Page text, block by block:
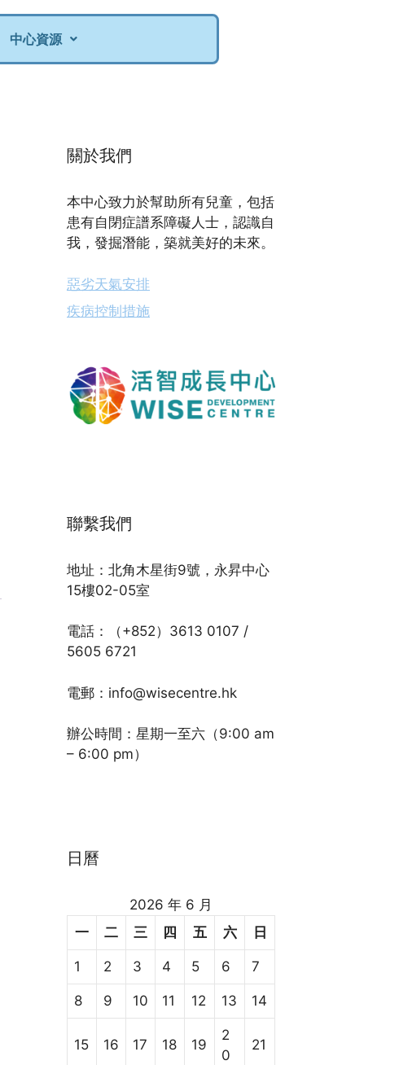
中心資源
關於我們
本中心致力於幫助所有兒童，包括
患有自閉症譜系障礙人士，認識自
我，發掘潛能，築就美好的未來。
惡劣天氣安排
疾病控制措施
聯繫我們
地址：北角木星街9號，永昇中心
15樓02-05室
電話：（+852）3613 0107 /
5605 6721
電郵：info@wisecentre.hk
辦公時間：星期一至六（9:00 am
– 6:00 pm）
日曆
2026 年 6 月
一
二 三 四 五 六 日
1 2 3 4 5 6 7
8 9 10 11 12 13 14
15 16 17 18 19
2
0
21